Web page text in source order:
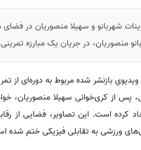
شهربانو و سهیلا منصوریان در
منصوریان، در جریان یک مبارزه
ویدیویِ بازنشر شده مربوط به دوره‌ای
از کری‌خوانی سهیلا منصوریان،
کرده است. این تصاویر، فضایی از
ورزشی به تقابلی فیزیکی ختم شده